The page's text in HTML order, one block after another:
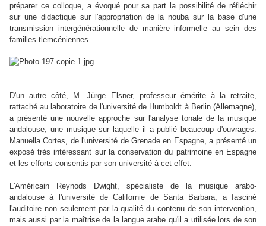
préparer ce colloque, a évoqué pour sa part la possibilité de réfléchir
sur une didactique sur l'appropriation de la nouba sur la base d'une
transmission intergénérationnelle de manière informelle au sein des
familles tlemcéniennes.
D'un autre côté, M. Jürge Elsner, professeur émérite à la retraite,
rattaché au laboratoire de l'université de Humboldt à Berlin (Allemagne),
a présenté une nouvelle approche sur l'analyse tonale de la musique
andalouse, une musique sur laquelle il a publié beaucoup d'ouvrages.
Manuella Cortes, de l'université de Grenade en Espagne, a présenté un
exposé très intéressant sur la conservation du patrimoine en Espagne
et les efforts consentis par son université à cet effet.
L'Américain Reynods Dwight, spécialiste de la musique arabo-
andalouse à l'université de Californie de Santa Barbara, a fasciné
l'auditoire non seulement par la qualité du contenu de son intervention,
mais aussi par la maîtrise de la langue arabe qu'il a utilisée lors de son